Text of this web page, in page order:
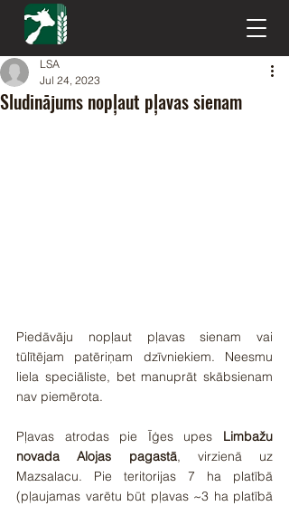
Sludinājums nopļaut pļavas sienam
LSA
Jul 24, 2023
Piedāvāju nopļaut pļavas sienam vai
tūlītējam patēriņam dzīvniekiem. Neesmu
liela speciāliste, bet manuprāt skābsienam
nav piemērota.
Pļavas atrodas pie Īģes upes Limbažu
novada Alojas pagastā, virzienā uz
Mazsalacu. Pie teritorijas 7 ha platībā
(pļaujamas varētu būt pļavas ~3 ha platībā